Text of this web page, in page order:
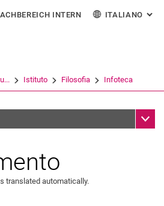
Jump directly to: content
Jump directly to: search
Jump directly to: main
form
(opens an external link in a
INTERN ITALIANO :
Istituto Filosofia Infoteca
Sub
translated automatically.